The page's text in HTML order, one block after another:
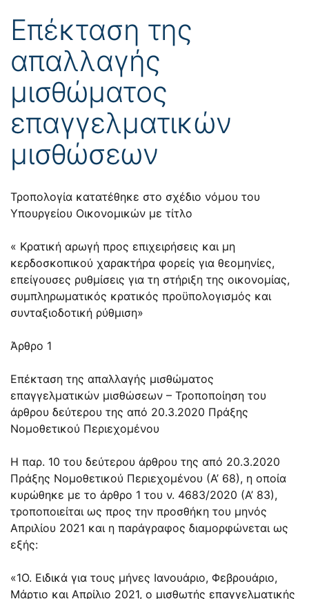
Επέκταση της
απαλλαγής
μισθώματος
επαγγελματικών
μισθώσεων
Τροπολογία κατατέθηκε στο σχέδιο νόμου του
Υπουργείου Οικονομικών με τίτλο
« Κρατική αρωγή προς επιχειρήσεις και μη
κερδοσκοπικού χαρακτήρα φορείς για θεομηνίες,
επείγουσες ρυθμίσεις για τη στήριξη της οικονομίας,
συμπληρωματικός κρατικός προϋπολογισμός και
συνταξιοδοτική ρύθμιση»
Άρθρο 1
Επέκταση της απαλλαγής μισθώματος
επαγγελματικών μισθώσεων – Τροποποίηση του
άρθρου δεύτερου της από 20.3.2020 Πράξης
Νομοθετικού Περιεχομένου
Η παρ. 10 του δεύτερου άρθρου της από 20.3.2020
Πράξης Νομοθετικού Περιεχομένου (Α’ 68), η οποία
κυρώθηκε με το άρθρο 1 του ν. 4683/2020 (Α’ 83),
τροποποιείται ως προς την προσθήκη του μηνός
Απριλίου 2021 και η παράγραφος διαμορφώνεται ως
εξής:
«1Ο. Ειδικά για τους μήνες Ιανουάριο, Φεβρουάριο,
Μάρτιο και Απρίλιο 2021, ο μισθωτής επαγγελματικής